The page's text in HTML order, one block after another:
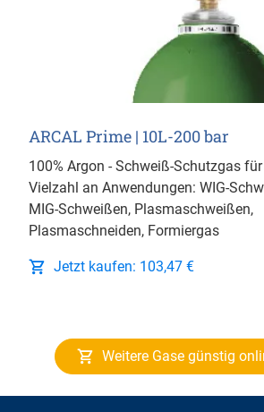
ARCAL Prime | 10L-200 bar
100% Argon - Schweiß-Schutzgas
Vielzahl an Anwendungen: WIG-
MIG-Schweißen, Plasmaschweißen,
Plasmaschneiden, Formiergas
Jetzt kaufen: 103,47 €
Weitere Gase günstig